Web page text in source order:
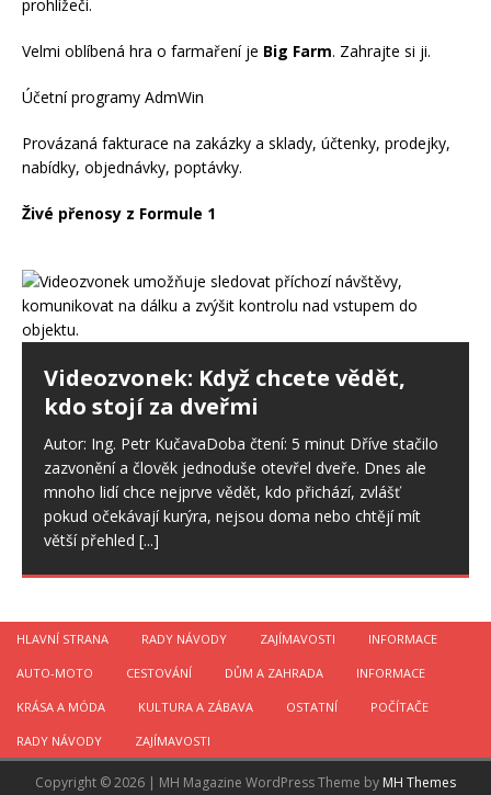
prohlížeči.
Velmi oblíbená hra o farmaření je Big Farm. Zahrajte si ji.
Účetní programy AdmWin
Provázaná fakturace na zakázky a sklady, účtenky, prodejky,
nabídky, objednávky, poptávky.
Živé přenosy z Formule 1
Videozvonek: Když chcete vědět,
kdo stojí za dveřmi
Autor: Ing. Petr KučavaDoba čtení: 5 minut Dříve stačilo
zazvonění a člověk jednoduše otevřel dveře. Dnes ale
mnoho lidí chce nejprve vědět, kdo přichází, zvlášť
pokud očekávají kurýra, nejsou doma nebo chtějí mít
větší přehled [...]
HLAVNÍ STRANA RADY NÁVODY ZAJÍMAVOSTI INFORMACE
AUTO-MOTO CESTOVÁNÍ DŮM A ZAHRADA INFORMACE
KRÁSA A MÓDA KULTURA A ZÁBAVA OSTATNÍ POČÍTAČE
RADY NÁVODY ZAJÍMAVOSTI
Copyright © 2026 | MH Magazine WordPress Theme by MH Themes